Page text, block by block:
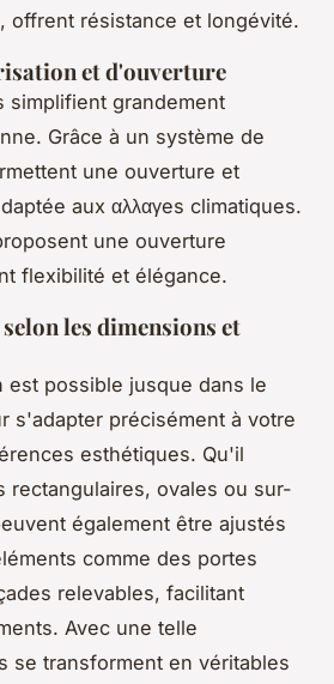
offrent résistance et longévité.
et d'ouverture
simplifient grandement
Grâce à un système de
une ouverture et
aux αλλαγes climatiques.
une ouverture
flexibilité et élégance.
les dimensions et
est possible jusque dans le
s'adapter précisément à votre
esthétiques. Qu'il
rectangulaires, ovales ou sur-
également être ajustés
comme des portes
relevables, facilitant
Avec une telle
se transforment en véritables